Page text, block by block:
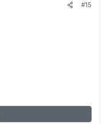
#15